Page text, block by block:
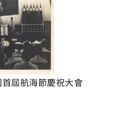
屆航海節慶祝大會